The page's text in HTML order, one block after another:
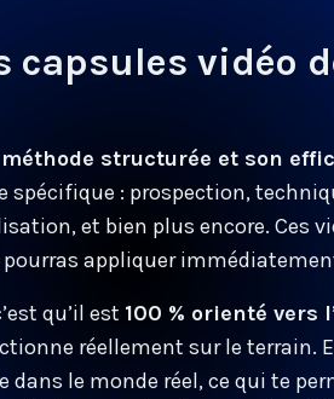
capsules vidéo
structurée et son
: prospection,
et bien plus encore. Ces
appliquer
qu’il est 100 % orienté vers
réellement sur le terrain.
le monde réel, ce qui te